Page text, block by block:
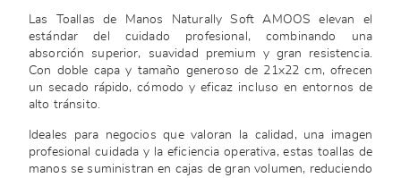
Las Toallas de Manos Naturally Soft AMOOS elevan el
estándar del cuidado profesional, combinando una
absorción superior, suavidad premium y gran resistencia.
Con doble capa y tamaño generoso de 21x22 cm, ofrecen
un secado rápido, cómodo y eficaz incluso en entornos de
alto tránsito.
Ideales para negocios que valoran la calidad, una imagen
profesional cuidada y la eficiencia operativa, estas toallas de
manos se suministran en cajas de gran volumen, reduciendo